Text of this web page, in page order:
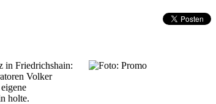
in Friedrichshain:
Volker
holte.